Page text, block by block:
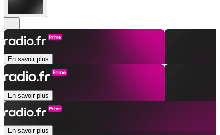
En savoir plus
En savoir plus
En savoir plus